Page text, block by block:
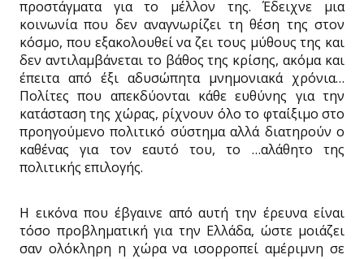
προστάγματα για το μέλλον της. Έδειχνε μια
κοινωνία που δεν αναγνωρίζει τη θέση της στον
κόσμο, που εξακολουθεί να ζει τους μύθους της και
δεν αντιλαμβάνεται το βάθος της κρίσης, ακόμα και
έπειτα από έξι αδυσώπητα μνημονιακά χρόνια…
Πολίτες που απεκδύονται κάθε ευθύνης για την
κατάσταση της χώρας, ρίχνουν όλο το φταίξιμο στο
προηγούμενο πολιτικό σύστημα αλλά διατηρούν ο
καθένας για τον εαυτό του, το …αλάθητο της
πολιτικής επιλογής.
Η εικόνα που έβγαινε από αυτή την έρευνα είναι
τόσο προβληματική για την Ελλάδα, ώστε μοιάζει
σαν ολόκληρη η χώρα να ισορροπεί αμέριμνη σε